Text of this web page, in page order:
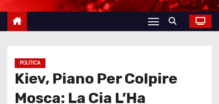
POLITICA
Kiev, Piano Per Colpire
Mosca: La Cia L’Ha